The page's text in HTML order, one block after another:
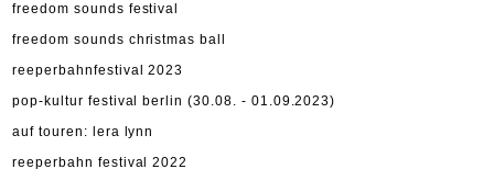
freedom sounds festival
freedom sounds christmas ball
reeperbahnfestival 2023
pop-kultur festival berlin (30.08. - 01.09.2023)
auf touren: lera lynn
reeperbahn festival 2022